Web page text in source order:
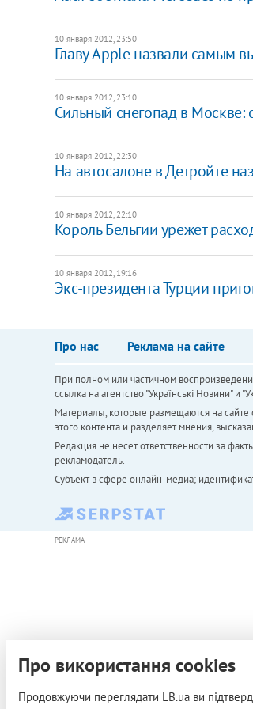
10 января 2012, 23:50
Главу Apple назвали
10 января 2012, 23:10
Сильный снегопад в Москве:
10 января 2012, 22:30
На автосалоне в Детройте
10 января 2012, 22:10
Король Бельгии урежет
10 января 2012, 19:16
Экс-президента Турции
Про нас Реклама на сайте
При полном или частичном
ссылка на агентство "Українськi Новини" и
Материалы, которые размещаются на сайте
этого контента и разделяет мнения,
Редакция не несет ответственности за
рекламодатель.
Субъект в сфере онлайн-медиа;
РЕКЛАМА
Про використання cookies
Продовжуючи переглядати LB.ua ви